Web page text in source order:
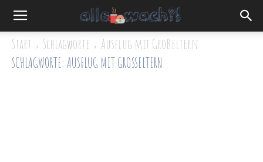
Start Schlagworte
Ausflug mit Großeltern
SCHLAGWORTE: AUSFLUG MIT GROSSELTERN